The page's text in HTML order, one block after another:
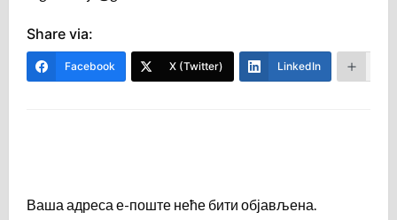
Share via:
Facebook X (Twitter) LinkedIn
Ваша адреса е-поште неће бити објављена.